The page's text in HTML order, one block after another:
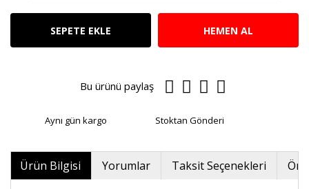
SEPETE EKLE HEMEN AL
Bu ürünü paylaş
Aynı gün kargo Stoktan Gönderi
Ürün Bilgisi Yorumlar Taksit Seçenekleri